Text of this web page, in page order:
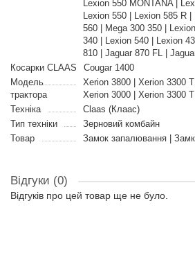
Lexion 550 MONTANA |
Lexion 550 | Lexion 585 R
560 | Mega 300 350 |
340 | Lexion 540 | Lexion
810 | Jaguar 870 FL |
Косарки CLAAS
Cougar 1400
Модель
трактора
Xerion 3800 | Xerion 3300
Xerion 3000 | Xerion 3300
Техніка
Claas (Клаас)
Тип техніки
Зерновий комбайн
Товар
Замок запалювання |
Відгуки (0)
Відгуків про цей товар ще не було.